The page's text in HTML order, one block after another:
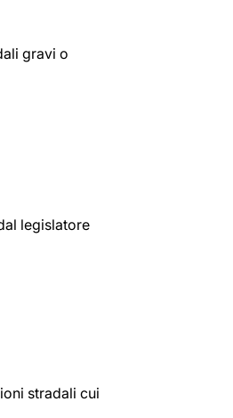
gravi o
legislatore
stradali cui